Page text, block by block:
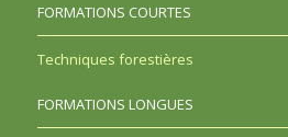
FORMATIONS COURTES
Techniques forestières
FORMATIONS LONGUES